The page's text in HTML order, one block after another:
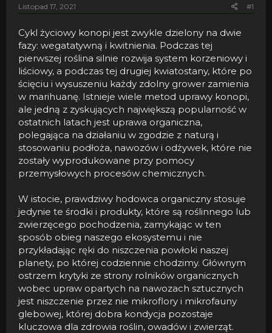
a
r
t
e
r
y
Listopad 17, 2021 #1
Cykl życiowy konopi jest zwykle dzielony na dwie
fazy: wegatatywną i kwitnienia. Podczas tej
pierwszej roślina silnie rozwija system korzeniowy i
liściowy, a podczas tej drugiej kwiatostany, które po
ścięciu i wysuszeniu każdy zdolny grower zamienia
w marihuanę. Istnieje wiele metod uprawy konopi,
ale jedną z zyskujących największą popularność w
ostatnich latach jest uprawa organiczna,
polegająca na działaniu w zgodzie z naturą i
stosowaniu podłoża, nawozów i odżywek, które nie
zostały wyprodukowane przy pomocy
przemysłowych procesów chemicznych.
W istocie, prawdziwy hodowca organiczny stosuje
jedynie te środki i produkty, które są roślinnego lub
zwierzęcego pochodzenia, zamykając w ten
sposób obieg naszego ekosystemu i nie
przykładając ręki do niszczenia powłoki naszej
planety, po której codziennie chodzimy. Głównym
ostrzem krytyki ze strony rolników organicznych
wobec upraw opartych na nawozach sztucznych
jest niszczenie przez nie mikroflory i mikrofauny
glebowej, której dobra kondycja pozostaje
kluczowa dla zdrowia roślin, owadów i zwierząt.